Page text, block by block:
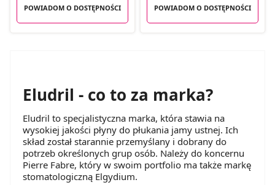
POWIADOM O DOSTĘPNOŚCI POWIADOM O DOSTĘPNOŚCI
Eludril - co to za marka?
Eludril to specjalistyczna marka, która stawia na
wysokiej jakości płyny do płukania jamy ustnej. Ich
skład został starannie przemyślany i dobrany do
potrzeb określonych grup osób. Należy do koncernu
Pierre Fabre, który w swoim portfolio ma także markę
stomatologiczną Elgydium.